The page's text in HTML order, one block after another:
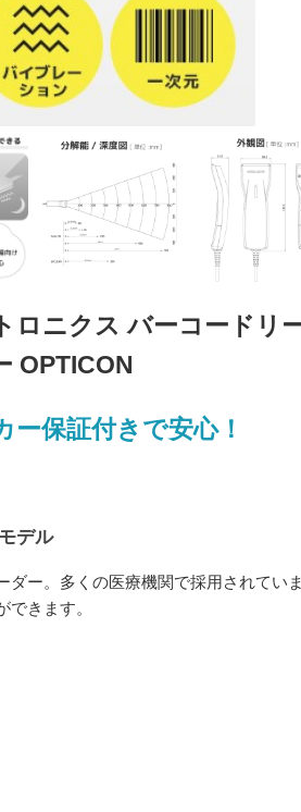
ロニクス バーコードリ
OPTICON
保証付きで安心！
デル
ー。多くの医療機関で採用されていま
きます。